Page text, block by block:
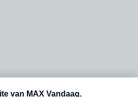
en dinsdagochtend in